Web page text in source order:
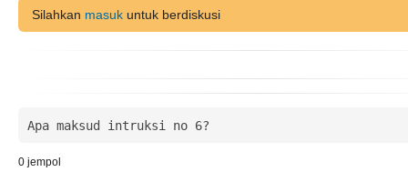
Silahkan masuk untuk berdiskusi
Apa maksud intruksi no 6?
0 jempol